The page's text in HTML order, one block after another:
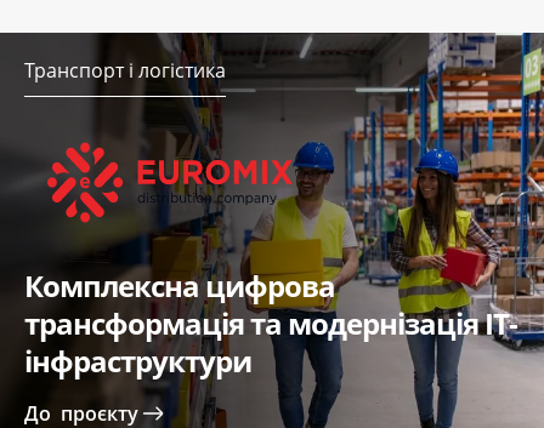
Транспорт і логістика
Комплексна цифрова
трансформація та модернізація ІТ-
інфраструктури
До проєкту